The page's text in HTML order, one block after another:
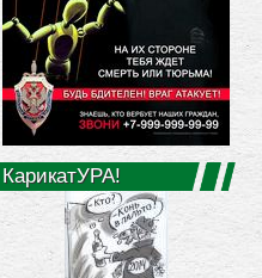
КарикатУРА!